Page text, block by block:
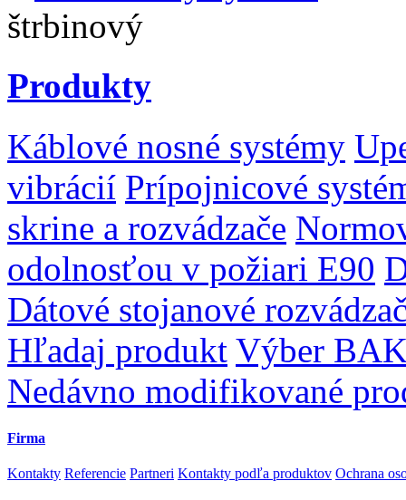
štrbinový
Produkty
Káblové nosné systémy
vibrácií Prípojnicové
skrine a rozvádzače
odolnosťou v požiari E90
Dátové stojanové
Hľadaj produkt Výber
Nedávno modifikované
Firma
Kontakty Referencie Partneri Kontakty podľa produktov Ochrana